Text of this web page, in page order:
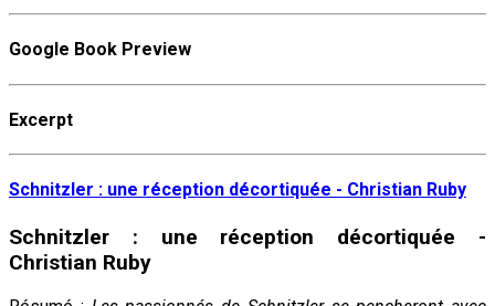
Google Book Preview
Excerpt
Schnitzler : une réception décortiquée - Christian Ruby
Schnitzler : une réception décortiquée -
Christian Ruby